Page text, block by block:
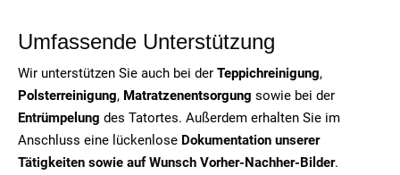
Umfassende Unterstützung
Wir unterstützen Sie auch bei der Teppichreinigung,
Polsterreinigung, Matratzenentsorgung sowie bei der
Entrümpelung des Tatortes. Außerdem erhalten Sie im
Anschluss eine lückenlose Dokumentation unserer
Tätigkeiten sowie auf Wunsch Vorher-Nachher-Bilder.